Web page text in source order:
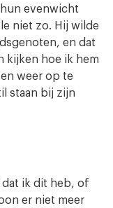
evenwicht
niet zo. Hij wilde
en dat
kijken hoe ik hem
weer op te
staan bij zijn
dat ik dit heb, of
er niet meer